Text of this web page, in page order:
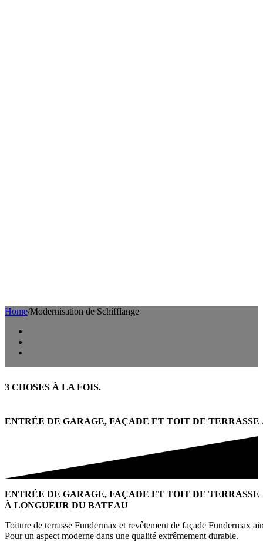
Home/Modernisation de Schifflange
3 CHOSES À LA FOIS.
ENTRÉE DE GARAGE, FAÇADE ET TOIT DE
ENTRÉE DE GARAGE, FAÇADE ET TOIT DE TERRASSE
À LONGUEUR DU BATEAU
Toiture de terrasse Fundermax et revêtement de façade Fundermax
Pour un aspect moderne dans une qualité extrêmement durable.